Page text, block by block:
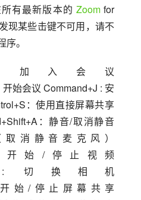
有最新版本的 Zoom
for
现某些击键不可用，请不
序。
: 加入会议
始会议 Command+J : 安
：使用直接屏幕共享
：静音/取消静音
取消静音麦克风）
：开始/停止视频
: 切换相机
开始/停止屏幕共享